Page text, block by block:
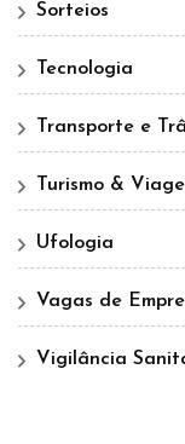
Sorteios
Tecnologia
Transporte e
Turismo &
Ufologia
Vagas de
Vigilância